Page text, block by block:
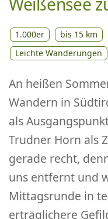
1.000er bis 15 km
Leichte Wanderungen
An heißen
Wandern in
als
Trudner Horn als
gerade recht,
uns entfernt und
Mittagsrunde in
erträglichere